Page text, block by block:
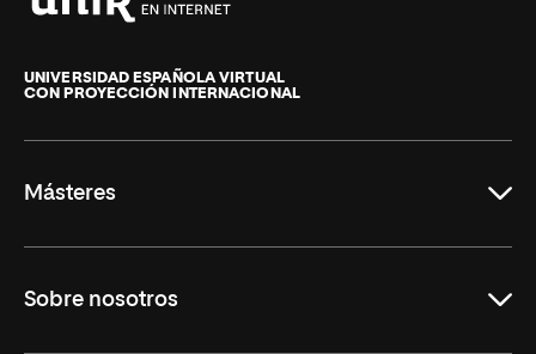
de
La
UNIVERSIDAD ESPAÑOLA VIRTUAL
CON PROYECCIÓN INTERNACIONAL
Másteres
Derecho
Sobre nosotros